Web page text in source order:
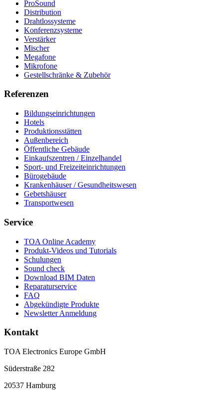
ProSound
Distribution
Drahtlossysteme
Konferenzsysteme
Verstärker
Mischer
Megafone
Mikrofone
Gestellschränke & Zubehör
Referenzen
Bildungseinrichtungen
Hotels
Produktionsstätten
Außenbereich
Öffentliche Gebäude
Einkaufszentren / Einzelhandel
Sport- und Freizeiteinrichtungen
Bürogebäude
Krankenhäuser / Gesundheitswesen
Gebetshäuser
Transportwesen
Service
TOA Online Academy
Produkt-Videos und Tutorials
Schulungen
Sound check
Download BIM Daten
Reparaturservice
FAQ
Abgekündigte Produkte
Newsletter Anmeldung
Kontakt
TOA Electronics Europe GmbH
Süderstraße 282
20537 Hamburg